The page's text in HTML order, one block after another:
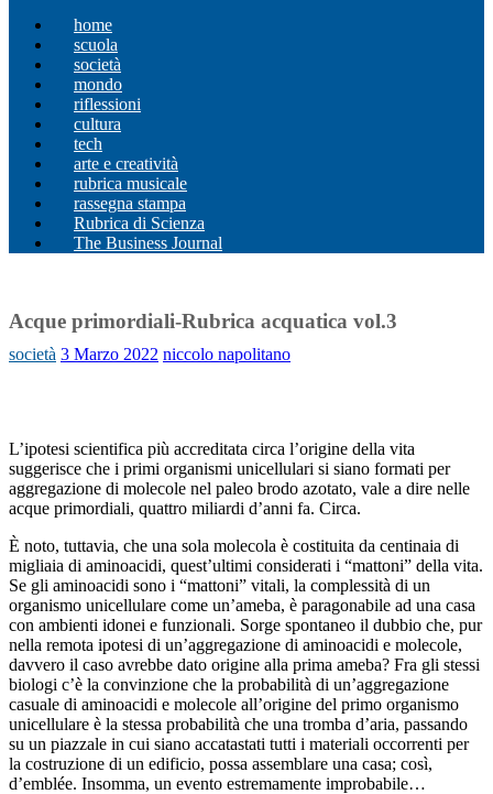
home
scuola
società
mondo
riflessioni
cultura
tech
arte e creatività
rubrica musicale
rassegna stampa
Rubrica di Scienza
The Business Journal
Acque primordiali-Rubrica acquatica vol.3
società 3 Marzo 2022 niccolo napolitano
L’ipotesi scientifica più accreditata circa l’origine della vita
suggerisce che i primi organismi unicellulari si siano formati per
aggregazione di molecole nel paleo brodo azotato, vale a dire nelle
acque primordiali, quattro miliardi d’anni fa. Circa.
È noto, tuttavia, che una sola molecola è costituita da centinaia di
migliaia di aminoacidi, quest’ultimi considerati i “mattoni” della vita.
Se gli aminoacidi sono i “mattoni” vitali, la complessità di un
organismo unicellulare come un’ameba, è paragonabile ad una casa
con ambienti idonei e funzionali. Sorge spontaneo il dubbio che, pur
nella remota ipotesi di un’aggregazione di aminoacidi e molecole,
davvero il caso avrebbe dato origine alla prima ameba? Fra gli stessi
biologi c’è la convinzione che la probabilità di un’aggregazione
casuale di aminoacidi e molecole all’origine del primo organismo
unicellulare è la stessa probabilità che una tromba d’aria, passando
su un piazzale in cui siano accatastati tutti i materiali occorrenti per
la costruzione di un edificio, possa assemblare una casa; così,
d’emblée. Insomma, un evento estremamente improbabile…